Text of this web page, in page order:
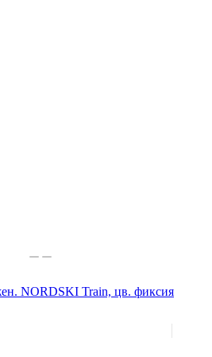
NORDSKI Train, цв. фиксия